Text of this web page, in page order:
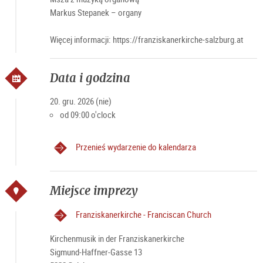
Markus Stepanek – organy
Więcej informacji: https://franziskanerkirche-salzburg.at
Data i godzina
20. gru. 2026 (nie)
od 09:00 o'clock
Przenieś wydarzenie do kalendarza
Miejsce imprezy
Franziskanerkirche - Franciscan Church
Kirchenmusik in der Franziskanerkirche
Sigmund-Haffner-Gasse 13